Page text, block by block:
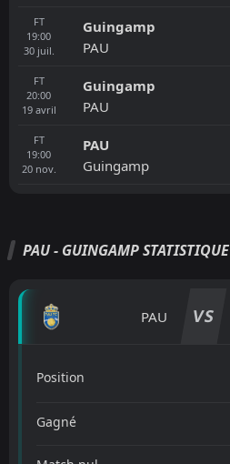
FT
19:00
30 juil.
Guingamp
PAU
FT
20:00
19 avril
Guingamp
PAU
FT
19:00
20 nov.
PAU
Guingamp
PAU - GUINGAMP STATISTIQUE
PAU VS
Position
Gagné